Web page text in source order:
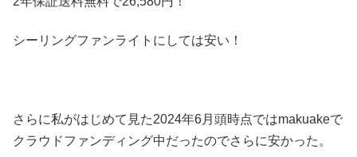
シーリングファンライトにしては安い！
さらに私がはじめて見た2024年6月頭時点ではmakuakeで
クラウドファンディング中だったのでさらに安かった。